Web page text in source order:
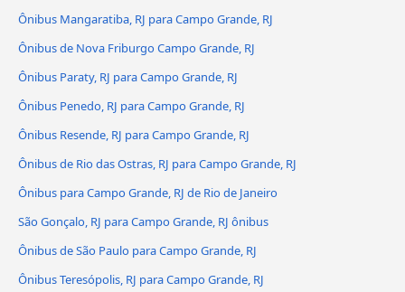
Ônibus Mangaratiba, RJ para Campo Grande, RJ
Ônibus de Nova Friburgo Campo Grande, RJ
Ônibus Paraty, RJ para Campo Grande, RJ
Ônibus Penedo, RJ para Campo Grande, RJ
Ônibus Resende, RJ para Campo Grande, RJ
Ônibus de Rio das Ostras, RJ para Campo Grande, RJ
Ônibus para Campo Grande, RJ de Rio de Janeiro
São Gonçalo, RJ para Campo Grande, RJ ônibus
Ônibus de São Paulo para Campo Grande, RJ
Ônibus Teresópolis, RJ para Campo Grande, RJ